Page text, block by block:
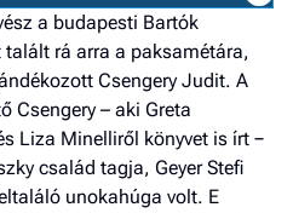
a budapesti Bartók
rá arra a paksamétára,
Csengery Judit. A
Csengery – aki Greta
Liza Minelliről könyvet is írt −
család tagja, Geyer Stefi
unokahúga volt. E